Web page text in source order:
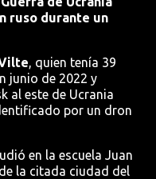
ruso durante un
, quien tenía 39
junio de 2022 y
al este de Ucrania
por un dron
en la escuela Juan
la citada ciudad del